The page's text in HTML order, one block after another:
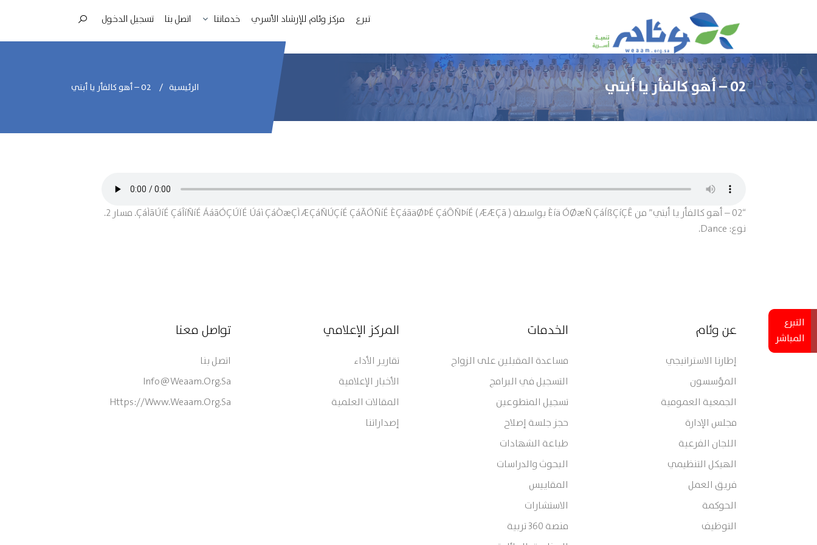
تبرع مركز وئام للإرشاد الأسري خدماتنا اتصل بنا تسجيل الدخول
02 – أهو كالفأر يا أبتي الرئيسية 02 – أهو كالفأر يا أبتي
“02 – أهو كالفأر يا أبتي” من Èíä ÓØæÑ ÇáÍßÇíÇÊ بواسطة ÇáÌãÚíÉ ÇáÎíÑíÉ ÁáãÓÇÚÏÉ Úáì ÇáÒæÇÌ ÆÇáÑÚÇíÉ ÇáÃÓÑíÉ ÈÇáãäØÞÉ ÇáÔÑÞíÉ ( ÆÆÇã ). مسار 2.
نوع: Dance.
عن وئام
إطارنا الاستراتيجي
المؤسسون
الجمعية العمومية
مجلس الإدارة
اللجان الفرعية
الهيكل التنظيمي
فريق العمل
الحوكمة
التوظيف
الخدمات
مساعدة المقبلين على الزواج
التسجيل في البرامج
تسجيل المتطوعين
حجز جلسة إصلاح
طباعة الشهادات
البحوث والدراسات
المقاييس
الاستشارات
منصة 360 تربية
المركز الإعلامي
تقارير الأداء
الأخبار الإعلامية
المقالات العلمية
إصداراتنا
تواصل معنا
اتصل بنا
Info@weaam.org.sa
Https://www.weaam.org.sa
التبرع
المباشر